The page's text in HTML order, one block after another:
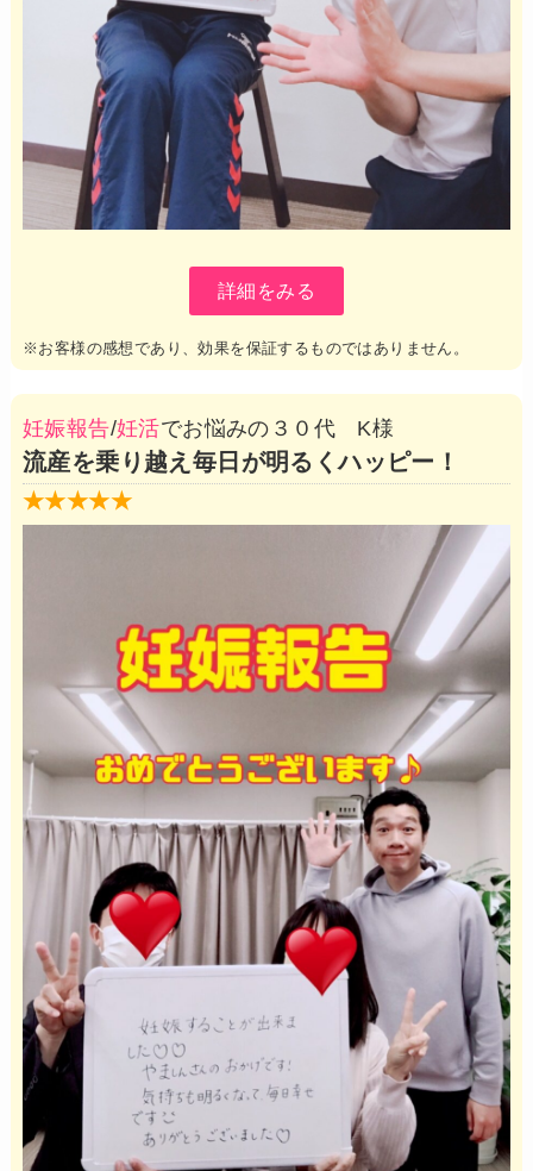
詳細をみる
※お客様の感想であり、効果を保証するものではありません。
妊娠報告/妊活でお悩みの３０代 K様
流産を乗り越え毎日が明るくハッピー！
★★★★★